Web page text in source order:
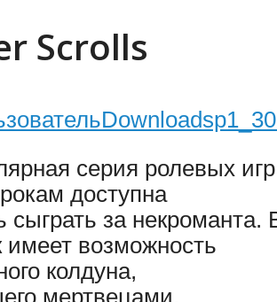
Scrolls
серия ролевых
доступна
сыграть за некроманта.
имеет возможность
колдуна,
мертвецами,